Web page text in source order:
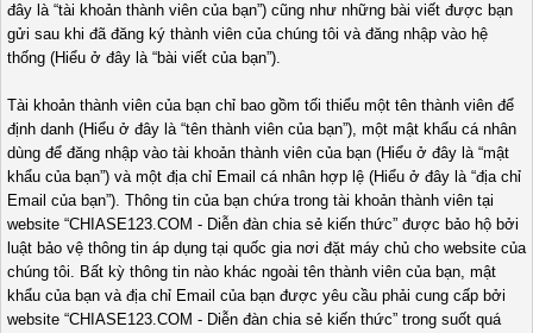
đây là “tài khoản thành viên của bạn”) cũng như những bài viết được bạn
gửi sau khi đã đăng ký thành viên của chúng tôi và đăng nhập vào hệ
thống (Hiểu ở đây là “bài viết của bạn”).
Tài khoản thành viên của bạn chỉ bao gồm tối thiểu một tên thành viên để
định danh (Hiểu ở đây là “tên thành viên của bạn”), một mật khẩu cá nhân
dùng để đăng nhập vào tài khoản thành viên của bạn (Hiểu ở đây là “mật
khẩu của bạn”) và một địa chỉ Email cá nhân hợp lệ (Hiểu ở đây là “địa chỉ
Email của bạn”). Thông tin của bạn chứa trong tài khoản thành viên tại
website “CHIASE123.COM - Diễn đàn chia sẻ kiến thức” được bảo hộ bởi
luật bảo vệ thông tin áp dụng tại quốc gia nơi đặt máy chủ cho website của
chúng tôi. Bất kỳ thông tin nào khác ngoài tên thành viên của bạn, mật
khẩu của bạn và địa chỉ Email của bạn được yêu cầu phải cung cấp bởi
website “CHIASE123.COM - Diễn đàn chia sẻ kiến thức” trong suốt quá